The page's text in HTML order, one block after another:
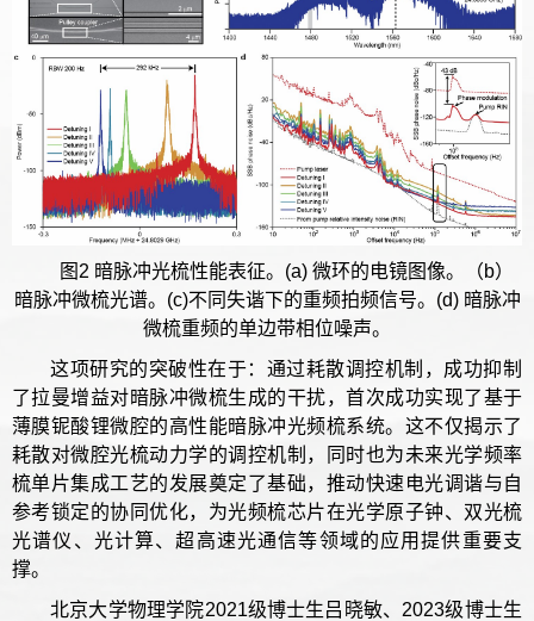
图2 暗脉冲光梳性能表征。(a) 微环的电镜图像。（b）
暗脉冲微梳光谱。(c)不同失谐下的重频拍频信号。(d) 暗脉冲
微梳重频的单边带相位噪声。
这项研究的突破性在于：通过耗散调控机制，成功抑制
了拉曼增益对暗脉冲微梳生成的干扰，首次成功实现了基于
薄膜铌酸锂微腔的高性能暗脉冲光频梳系统。这不仅揭示了
耗散对微腔光梳动力学的调控机制，同时也为未来光学频率
梳单片集成工艺的发展奠定了基础，推动快速电光调谐与自
参考锁定的协同优化，为光频梳芯片在光学原子钟、双光梳
光谱仪、光计算、超高速光通信等领域的应用提供重要支
撑。
北京大学物理学院2021级博士生吕晓敏、2023级博士生